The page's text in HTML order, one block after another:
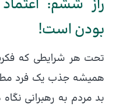
راز ششم:
بودن است!
تحت هر شرایطی که
همیشه جذب یک فرد
بد مردم به رهبرانی